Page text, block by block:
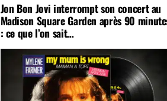
Jon Bon Jovi interrompt son concert au
Madison Square Garden après 90
: ce que l’on sait…